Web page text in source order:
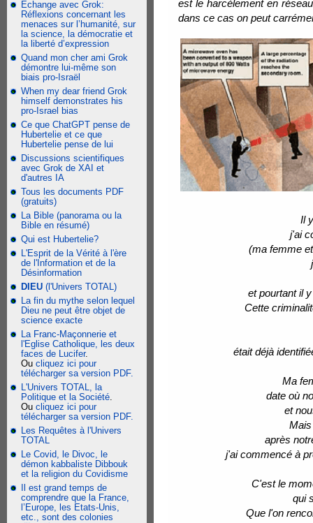
Échange avec Grok:
Réflexions concernant les
menaces sur l’humanité, sur
la science, la démocratie et
la liberté d’expression
Quand mon cher ami Grok
démontre lui-même son
biais pro-Israël
When my dear friend Grok
himself demonstrates his
pro-Israel bias
Ce que ChatGPT pense de
Hubertelie et ce que
Hubertelie pense de lui
Discussions scientifiques
avec Grok de XAI et
d'autres IA
Tous les documents PDF
(gratuits)
La Bible (panorama ou la
Bible en résumé)
Qui est Hubertelie?
L'Esprit de la Vérité à l'ère
de l'Information et de la
Désinformation
DIEU (l'Univers TOTAL)
La fin du mythe selon lequel
Dieu ne peut être objet de
science exacte
La Franc-Maçonnerie et
l'Eglise Catholique, les deux
faces de Lucifer.
Ou cliquez ici pour
télécharger sa version PDF.
L'Univers TOTAL, la
Politique et la Société.
Ou cliquez ici pour
télécharger sa version PDF.
Les Requêtes à l'Univers
TOTAL
Le Covid, le Divoc, le
démon kabbaliste Dibbouk
et la religion du Covidisme
Il est grand temps de
comprendre que la France,
l’Europe, les Etats-Unis,
etc., sont des colonies
est le harcèlement en
dans ce cas on peut
Il
j'ai
(ma femme
et pourtant il
Cette
était déjà
Ma
date où
et
Mais
après
j'ai commencé à
C'est le
qui
Que l'on